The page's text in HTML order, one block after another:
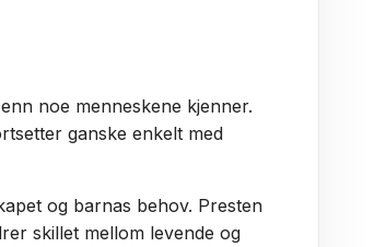
noe menneskene kjenner.
ganske enkelt med
og barnas behov. Presten
skillet mellom levende og